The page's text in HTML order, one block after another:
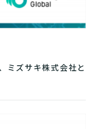
ミズサキ株式会社と